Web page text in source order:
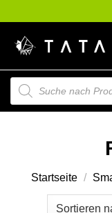
Inhalt
springen
Suche
nach
Produkten
Startseite /